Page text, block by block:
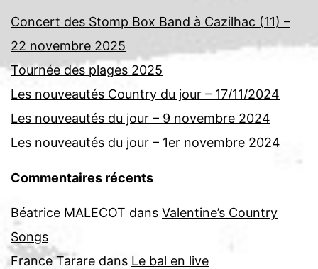
Concert des Stomp Box Band à Cazilhac (11) –
22 novembre 2025
Tournée des plages 2025
Les nouveautés Country du jour – 17/11/2024
Les nouveautés du jour – 9 novembre 2024
Les nouveautés du jour – 1er novembre 2024
Commentaires récents
Béatrice MALECOT dans Valentine’s Country
Songs
France Tarare dans Le bal en live